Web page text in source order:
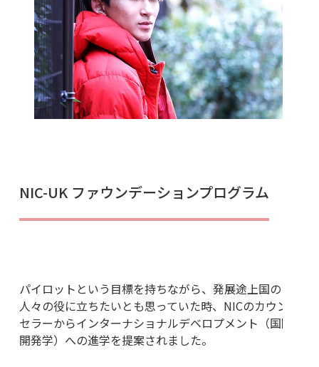
NIC-UK ファウンデーションプログラム
パイロットという目標を持ちながら、発展途上国の
人々の役に立ちたいとも思っていた時、NICのカウン
セラーからインターナショナルデベロプメント（国際
開発学）への進学を提案されました。